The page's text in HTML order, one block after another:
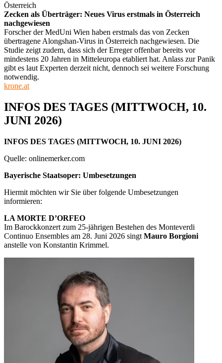
Österreich
Zecken als Überträger: Neues Virus erstmals in Österreich
nachgewiesen
Forscher der MedUni Wien haben erstmals das von Zecken
übertragene Alongshan-Virus in Österreich nachgewiesen. Die
Studie zeigt zudem, dass sich der Erreger offenbar bereits vor
mindestens 20 Jahren in Mitteleuropa etabliert hat. Anlass zur Panik
gibt es laut Experten derzeit nicht, dennoch sei weitere Forschung
notwendig.
krone.at
INFOS DES TAGES (MITTWOCH, 10.
JUNI 2026)
INFOS DES TAGES (MITTWOCH, 10. JUNI 2026)
Quelle: onlinemerker.com
Bayerische Staatsoper: Umbesetzungen
Hiermit möchten wir Sie über folgende Umbesetzungen
informieren:
LA MORTE D’ORFEO
Im Barockkonzert zum 25-jährigen Bestehen des Monteverdi
Continuo Ensembles am 28. Juni 2026 singt Mauro Borgioni
anstelle von Konstantin Krimmel.